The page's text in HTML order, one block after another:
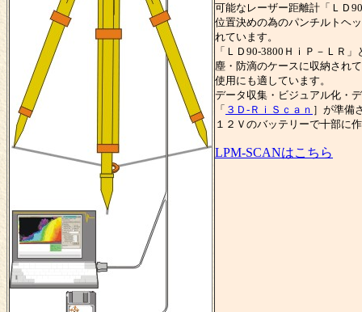
可能なレーザー距離計「ＬＤ
位置決めの為のパンチルトヘ
れています。
「ＬＤ90-3800ＨｉＰ－ＬＲ
塵・防滴のケースに収納され
使用にも適しています。
データ収集・ビジュアル化・
「 ３Ｄ-ＲｉＳｃａｎ ］が準備
１２Ｖのバッテリーで十部に
LPM-SCANはこちら